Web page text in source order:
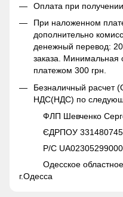
Оплата при
При наложенном
дополнительно
денежный перевод:
заказа. Минимальная
платежом 300 грн.
Безналичный расчет
НДС(НДС) по
ФЛП Шевченко
ЄДРПОУ
Р/С
Одесское областное
г.Одесса